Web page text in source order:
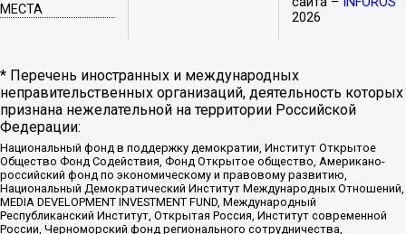
МЕСТА
2026
* Перечень иностранных и международных
неправительственных организаций, деятельность которых
признана нежелательной на территории Российской
Федерации:
Национальный фонд в поддержку демократии, Институт Открытое
Общество Фонд Содействия, Фонд Открытое общество, Американо-
российский фонд по экономическому и правовому развитию,
Национальный Демократический Институт Международных Отношений,
MEDIA DEVELOPMENT INVESTMENT FUND, Международный
Республиканский Институт, Открытая Россия, Институт современной
России, Черноморский фонд регионального сотрудничества,